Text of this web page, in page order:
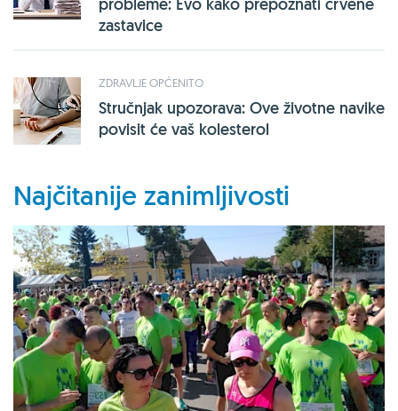
zastavice
ZDRAVLJE OPĆENITO
Stručnjak upozorava: Ove životne navike
povisit će vaš kolesterol
Najčitanije zanimljivosti